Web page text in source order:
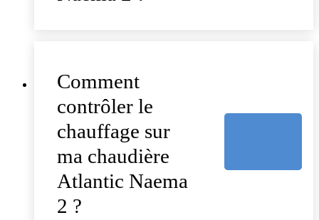
Comment
contrôler le
chauffage sur
ma chaudière
Atlantic Naema
2 ?